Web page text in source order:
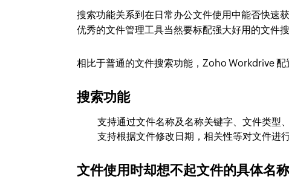
搜索功能关系到在日常办公文件使用中能否快速
优秀的文件管理工具当然要标配强大好用的文件搜
相比于普通的文件搜索功能，Zoho Workdrive 配
搜索功能
支持通过文件名称及名称关键字、文件类型
支持根据文件修改日期，相关性等对文件进
文件使用时却想不起文件的具体名